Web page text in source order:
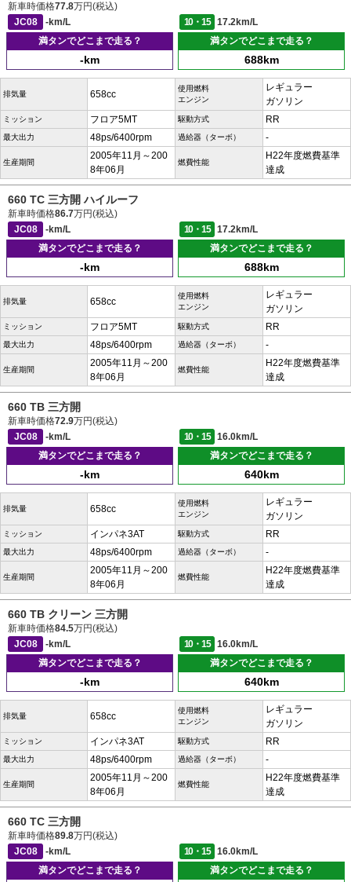
新車時価格77.8万円(税込)
JC08
-km/L 10・15
17.2km/L
満タンでどこまで走る？
-km
満タンでどこまで走る？
688km
排気量 658cc
使用燃料
エンジン
レギュラー
ガソリン
ミッション フロア5MT 駆動方式 RR
最大出力 48ps/6400rpm 過給器（ターボ） -
生産期間
2005年11月～200
8年06月
燃費性能
H22年度燃費基準
達成
660 TC 三方開 ハイルーフ
新車時価格86.7万円(税込)
JC08
-km/L 10・15
17.2km/L
満タンでどこまで走る？
-km
満タンでどこまで走る？
688km
排気量 658cc
使用燃料
エンジン
レギュラー
ガソリン
ミッション フロア5MT 駆動方式 RR
最大出力 48ps/6400rpm 過給器（ターボ） -
生産期間
2005年11月～200
8年06月
燃費性能
H22年度燃費基準
達成
660 TB 三方開
新車時価格72.9万円(税込)
JC08
-km/L 10・15
16.0km/L
満タンでどこまで走る？
-km
満タンでどこまで走る？
640km
排気量 658cc
使用燃料
エンジン
レギュラー
ガソリン
ミッション インパネ3AT 駆動方式 RR
最大出力 48ps/6400rpm 過給器（ターボ） -
生産期間
2005年11月～200
8年06月
燃費性能
H22年度燃費基準
達成
660 TB クリーン 三方開
新車時価格84.5万円(税込)
JC08
-km/L 10・15
16.0km/L
満タンでどこまで走る？
-km
満タンでどこまで走る？
640km
排気量 658cc
使用燃料
エンジン
レギュラー
ガソリン
ミッション インパネ3AT 駆動方式 RR
最大出力 48ps/6400rpm 過給器（ターボ） -
生産期間
2005年11月～200
8年06月
燃費性能
H22年度燃費基準
達成
660 TC 三方開
新車時価格89.8万円(税込)
JC08
-km/L 10・15
16.0km/L
満タンでどこまで走る？
満タンでどこまで走る？